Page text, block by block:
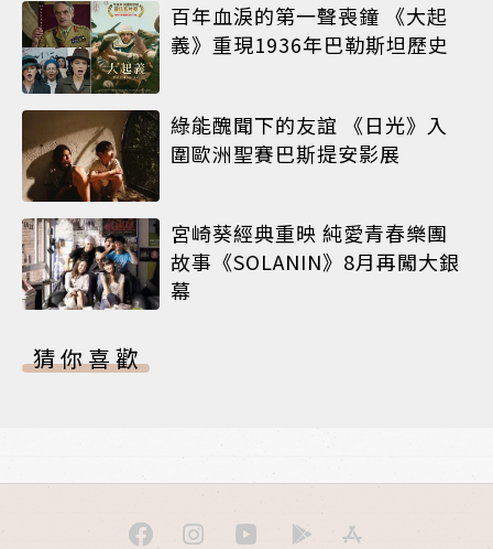
百年血淚的第一聲喪鐘 《大起
義》重現1936年巴勒斯坦歷史
綠能醜聞下的友誼 《日光》入
圍歐洲聖賽巴斯提安影展
宮崎葵經典重映 純愛青春樂團
故事《SOLANIN》8月再闖大銀
幕
猜你喜歡